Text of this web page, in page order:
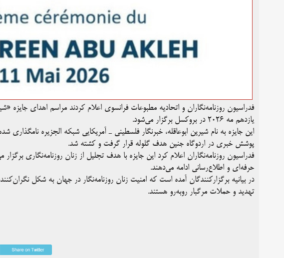
فدراسیون روزنامه‌نگاران و اتحادیه مطبوعات فرانسوی اعلام کردند مراسم اهدای جایزه
یازدهم مه ۲۰۲۶ در بروکسل برگزار می‌شود.
پوشش خبری در اردوگاه جنین هدف گلوله قرار گرفت و کشته شد.
فدراسیون روزنامه‌نگاران اعلام کرد این جایزه با هدف تجلیل از زنان روزنامه‌نگاری
حرفه‌ای و اطلاع‌رسانی ادامه می‌دهند.
در بیانیه برگزارکنندگان آمده است که امنیت زنان روزنامه‌نگار در جهان به شکل
تهدید و حملات مرگبار روبه‌رو هستند.